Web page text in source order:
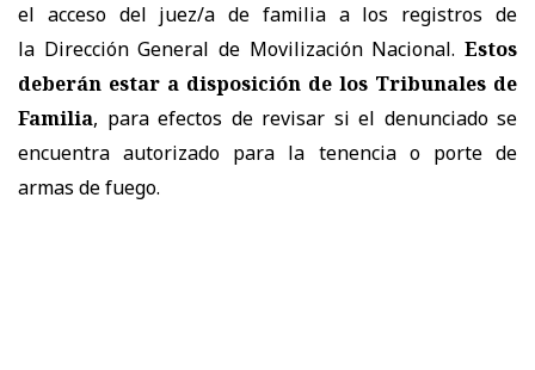
el acceso del juez/a de familia a los registros de
la Dirección General de Movilización Nacional. Estos
deberán estar a disposición de los Tribunales de
Familia, para efectos de revisar si el denunciado se
encuentra autorizado para la tenencia o porte de
armas de fuego.